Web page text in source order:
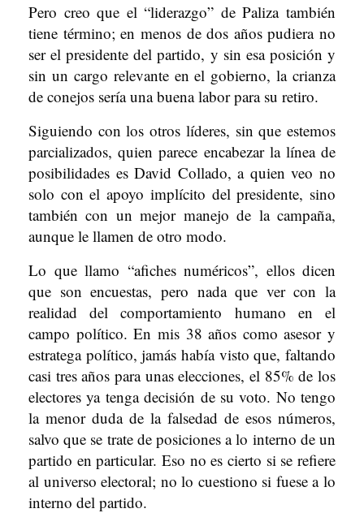
Pero creo que el “liderazgo” de Paliza también
tiene término; en menos de dos años pudiera no
ser el presidente del partido, y sin esa posición y
sin un cargo relevante en el gobierno, la crianza
de conejos sería una buena labor para su retiro.
Siguiendo con los otros líderes, sin que estemos
parcializados, quien parece encabezar la línea de
posibilidades es David Collado, a quien veo no
solo con el apoyo implícito del presidente, sino
también con un mejor manejo de la campaña,
aunque le llamen de otro modo.
Lo que llamo “afiches numéricos”, ellos dicen
que son encuestas, pero nada que ver con la
realidad del comportamiento humano en el
campo político. En mis 38 años como asesor y
estratega político, jamás había visto que, faltando
casi tres años para unas elecciones, el 85% de los
electores ya tenga decisión de su voto. No tengo
la menor duda de la falsedad de esos números,
salvo que se trate de posiciones a lo interno de un
partido en particular. Eso no es cierto si se refiere
al universo electoral; no lo cuestiono si fuese a lo
interno del partido.